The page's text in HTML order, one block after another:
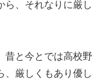
ら、それなりに厳し
昔と今とでは高校野
、厳しくもあり優し